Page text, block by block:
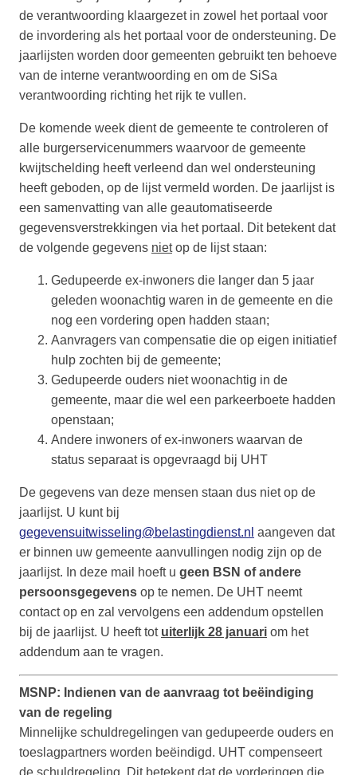
de verantwoording klaargezet in zowel het portaal voor
de invordering als het portaal voor de ondersteuning. De
jaarlijsten worden door gemeenten gebruikt ten behoeve
van de interne verantwoording en om de SiSa
verantwoording richting het rijk te vullen.
De komende week dient de gemeente te controleren of
alle burgerservicenummers waarvoor de gemeente
kwijtschelding heeft verleend dan wel ondersteuning
heeft geboden, op de lijst vermeld worden. De jaarlijst is
een samenvatting van alle geautomatiseerde
gegevensverstrekkingen via het portaal. Dit betekent dat
de volgende gegevens nietop de lijst staan:
Gedupeerde ex-inwoners die langer dan 5 jaar
geleden woonachtig waren in de gemeente en die
nog een vordering open hadden staan;
Aanvragers van compensatie die op eigen initiatief
hulp zochten bij de gemeente;
Gedupeerde ouders niet woonachtig in de
gemeente, maar die wel een parkeerboete hadden
openstaan;
Andere inwoners of ex-inwoners waarvan de
status separaat is opgevraagd bij UHT
De gegevens van deze mensen staan dus niet op de
jaarlijst. U kunt bij
gegevensuitwisseling@belastingdienst.nl aangeven dat
er binnen uw gemeente aanvullingen nodig zijn op de
jaarlijst. In deze mail hoeft u geen BSN of andere
persoonsgegevens op te nemen. De UHT neemt
contact op en zal vervolgens een addendum opstellen
bij de jaarlijst. U heeft tot uiterlijk 28 januari om het
addendum aan te vragen.
MSNP: Indienen van de aanvraag tot beëindiging
van de regeling
Minnelijke schuldregelingen van gedupeerde ouders en
toeslagpartners worden beëindigd. UHT compenseert